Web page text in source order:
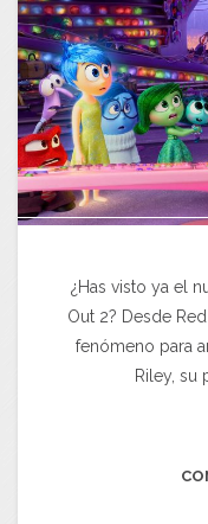
¿Has visto ya el
Out 2? Desde
fenómeno para
Riley, su